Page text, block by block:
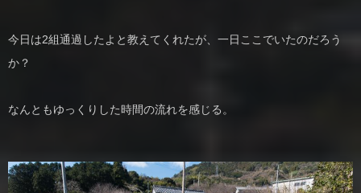
今日は2組通過したよと教えてくれたが、一日ここでいたのだろう
か？
なんともゆっくりした時間の流れを感じる。